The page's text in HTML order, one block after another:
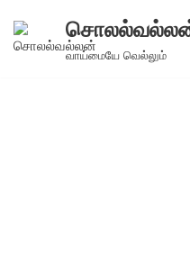
Skip
வாய்மையே வெல்லும்